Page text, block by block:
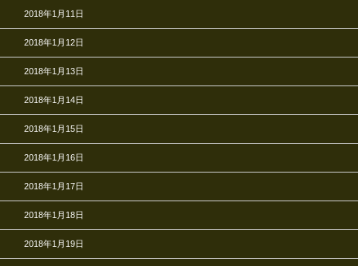
2018年1月11日
2018年1月12日
2018年1月13日
2018年1月14日
2018年1月15日
2018年1月16日
2018年1月17日
2018年1月18日
2018年1月19日